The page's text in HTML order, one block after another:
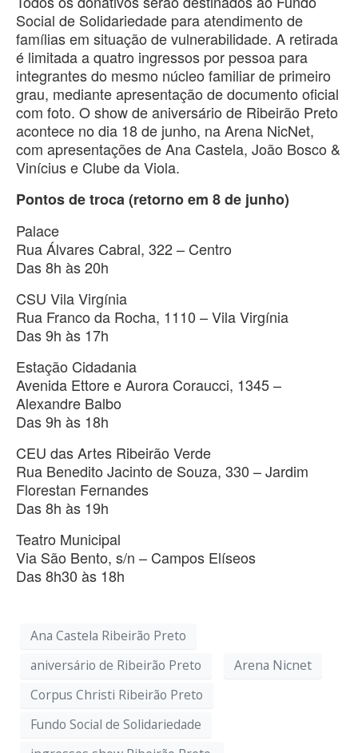
Social de Solidariedade para atendimento de
famílias em situação de vulnerabilidade. A retirada
é limitada a quatro ingressos por pessoa para
integrantes do mesmo núcleo familiar de primeiro
grau, mediante apresentação de documento oficial
com foto. O show de aniversário de Ribeirão Preto
acontece no dia 18 de junho, na Arena NicNet,
com apresentações de Ana Castela, João Bosco &
Vinícius e Clube da Viola.
Pontos de troca (retorno em 8 de junho)
Palace
Rua Álvares Cabral, 322 – Centro
Das 8h às 20h
CSU Vila Virgínia
Rua Franco da Rocha, 1110 – Vila Virgínia
Das 9h às 17h
Estação Cidadania
Avenida Ettore e Aurora Coraucci, 1345 –
Alexandre Balbo
Das 9h às 18h
CEU das Artes Ribeirão Verde
Rua Benedito Jacinto de Souza, 330 – Jardim
Florestan Fernandes
Das 8h às 19h
Teatro Municipal
Via São Bento, s/n – Campos Elíseos
Das 8h30 às 18h
Ana Castela Ribeirão Preto
aniversário de Ribeirão Preto
Arena Nicnet
Corpus Christi Ribeirão Preto
Fundo Social de Solidariedade